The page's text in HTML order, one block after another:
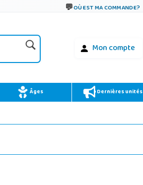
OÙ EST MA COMMANDE?
Mon compte
Âges Dernières unités